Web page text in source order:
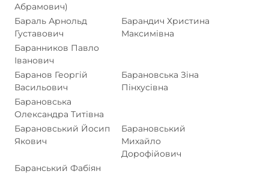
Абрамович)
Бараль Арнольд
Густавович
Барандич Христина
Максимівна
Баранников Павло
Іванович
Баранов Георгій
Васильович
Барановська Зіна
Пінхусівна
Барановська
Олександра Титівна
Барановський Йосип
Якович
Барановський
Михайло
Дорофійович
Баранський Фабіян